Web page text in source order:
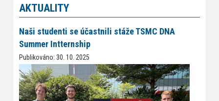
AKTUALITY
Naši studenti se účastnili stáže TSMC DNA
Summer Intternship
Publikováno: 30. 10. 2025